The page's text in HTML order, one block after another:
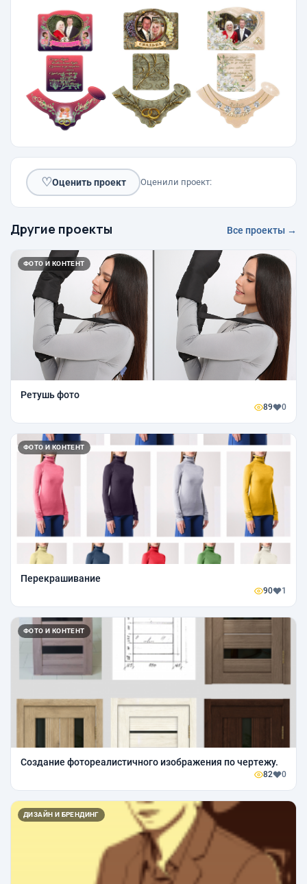
♡Оценить проект Оценили проект:
Другие проекты Все проекты →
ФОТО И КОНТЕНТ
Ретушь фото
89 0
ФОТО И КОНТЕНТ
Перекрашивание
90 1
ФОТО И КОНТЕНТ
Создание фотореалистичного изображения по чертежу.
82 0
ДИЗАЙН И БРЕНДИНГ